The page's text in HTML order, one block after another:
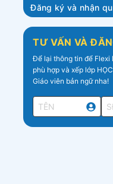
Đăng ký và nhận
TƯ VẤN VÀ
Để lại thông tin để Flexi
phù hợp và xếp lớp
Giáo viên bản ngữ nha!